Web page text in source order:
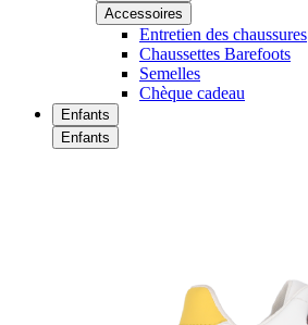
Accessoires
Entretien des chaussures
Chaussettes Barefoots
Semelles
Chèque cadeau
Enfants
Enfants